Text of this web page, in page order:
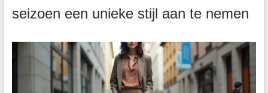
seizoen een unieke stijl aan te nemen